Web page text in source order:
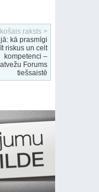
raksts >
kā prasmīgi
riskus un celt
kompetenci –
Forums
tiešsaistē